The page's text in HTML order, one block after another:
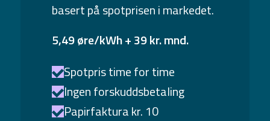
basert på spotprisen i markedet.
5,49 øre/kWh + 39 kr. mnd.
Spotpris time for time
Ingen forskuddsbetaling
Papirfaktura kr. 10